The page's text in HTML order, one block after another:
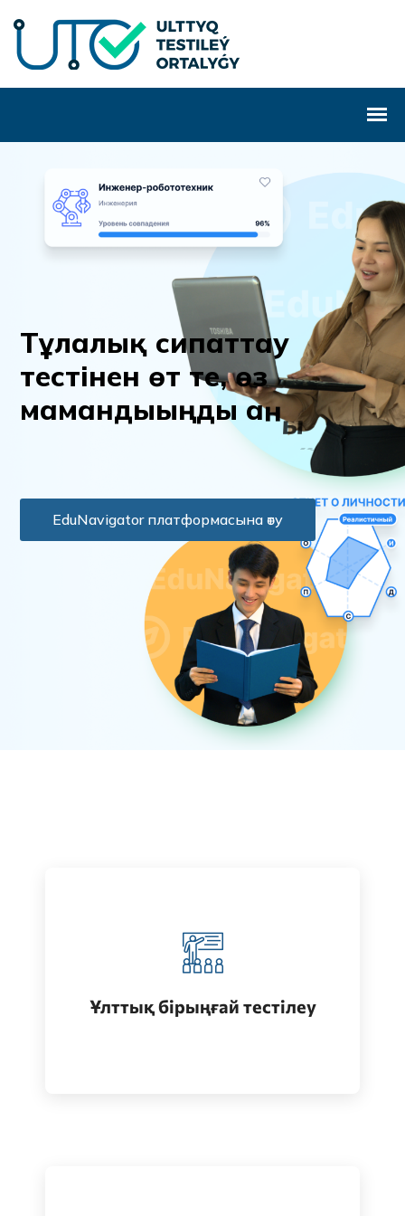
Тұлалық сипаттау
тестінен өт те, өз
мамандыыңды анықта
EduNavigator платформасына өту
Ұлттық бірыңғай тестілеу
Қазақстанда жоғары білім алу
(бакалавриат)
Өту